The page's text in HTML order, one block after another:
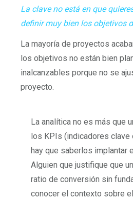
La clave no está en que
definir muy bien los objetivos
La mayoría de proyectos
los objetivos no están bien
inalcanzables porque no se
proyecto.
La analítica no es más que
los KPIs (indicadores clave
hay que saberlos implantar
Alguien que justifique que
ratio de conversión sin
conocer el contexto sobre